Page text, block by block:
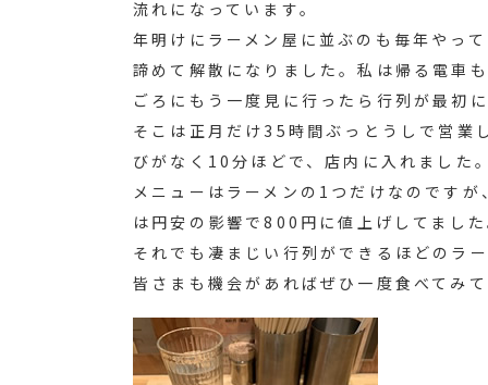
流れになっています。
年明けにラーメン屋に並ぶのも毎年やっ
諦めて解散になりました。私は帰る電車
ごろにもう一度見に行ったら行列が最初
そこは正月だけ35時間ぶっとうしで営業
びがなく10分ほどで、店内に入れました
メニューはラーメンの1つだけなのです
は円安の影響で800円に値上げしてまし
それでも凄まじい行列ができるほどのラ
皆さまも機会があればぜひ一度食べてみ